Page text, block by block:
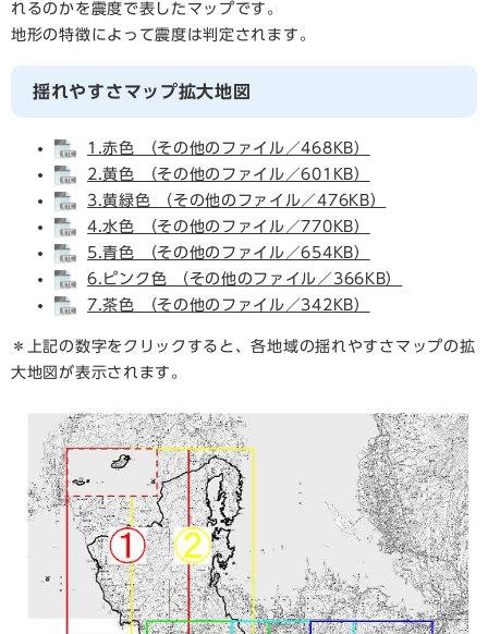
れるのかを震度で表したマップです。
地形の特徴によって震度は判定されます。
揺れやすさマップ拡大地図
1.赤色 （その他のファイル／468KB）
2.黄色 （その他のファイル／601KB）
3.黄緑色 （その他のファイル／476KB）
4.水色 （その他のファイル／770KB）
5.青色 （その他のファイル／654KB）
6.ピンク色 （その他のファイル／366KB）
7.茶色 （その他のファイル／342KB）
＊上記の数字をクリックすると、各地域の揺れやすさマップの拡
大地図が表示されます。